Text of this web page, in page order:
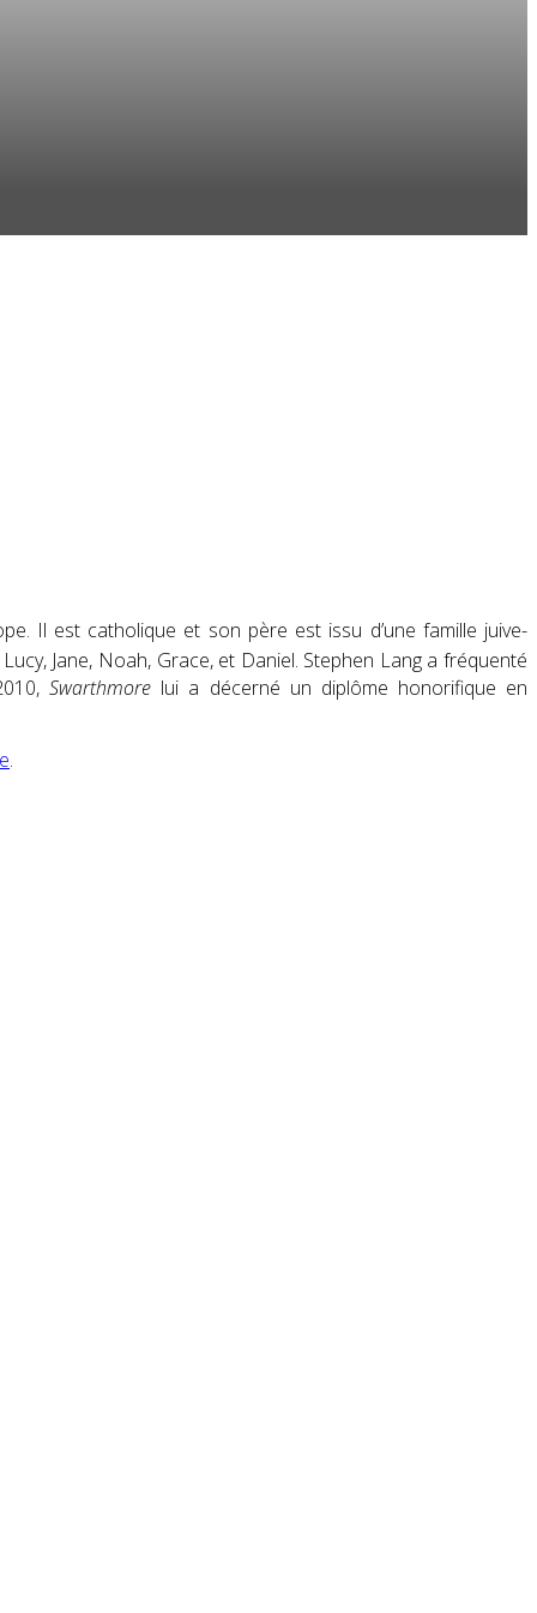
Il est catholique et son père est issu d’une famille juive-
Jane, Noah, Grace, et Daniel. Stephen Lang a fréquenté
Swarthmore lui a décerné un diplôme honorifique en
.